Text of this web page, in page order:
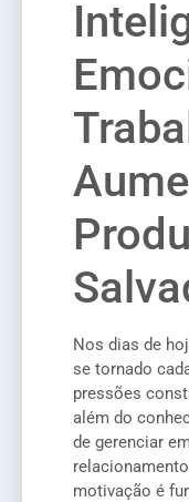
Nos dias de
se tornado
pressões
além do
de gerenciar
motivação é